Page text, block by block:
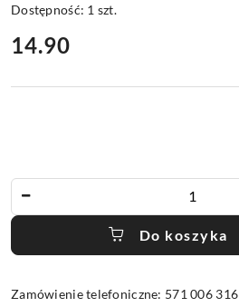
Dostępność: 1 szt.
cena:
14.90
Do koszyka
Zamówienie telefoniczne: 571 006 316